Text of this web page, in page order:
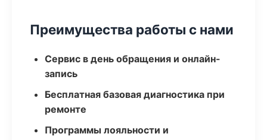
Преимущества работы с нами
Сервис в день обращения и онлайн-
запись
Бесплатная базовая диагностика при
ремонте
Программы лояльности и